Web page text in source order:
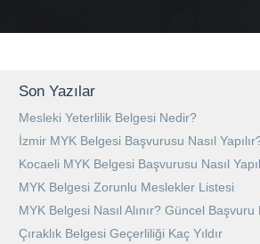
Son Yazılar
Mesleki Yeterlilik Belgesi Nedir?
İzmir MYK Belgesi Başvurusu Nasıl
Kocaeli MYK Belgesi Başvurusu Nasıl
MYK Belgesi Zorunlu Meslekler Listesi
MYK Belgesi Nasıl Alınır? Güncel Başvuru
Çıraklık Belgesi Geçerliliği Kaç Yıldır